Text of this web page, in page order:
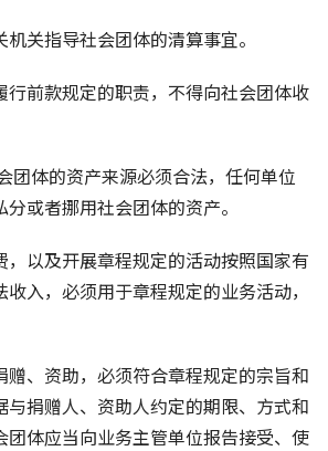
机关指导社会团体的清算事宜。
行前款规定的职责，不得向社会团体收
团体的资产来源必须合法，任何单位
或者挪用社会团体的资产。
，以及开展章程规定的活动按照国家有
入，必须用于章程规定的业务活动，
赠、资助，必须符合章程规定的宗旨和
与捐赠人、资助人约定的期限、方式和
团体应当向业务主管单位报告接受、使